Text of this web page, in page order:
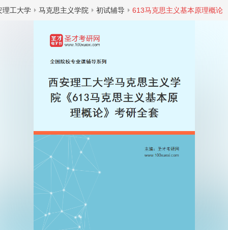
理工大学 马克思主义学院 初试辅导 613马克思主义基本原理概论